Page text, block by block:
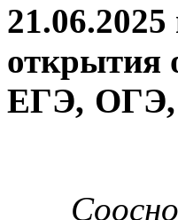
открытия
ЕГЭ, ОГЭ,